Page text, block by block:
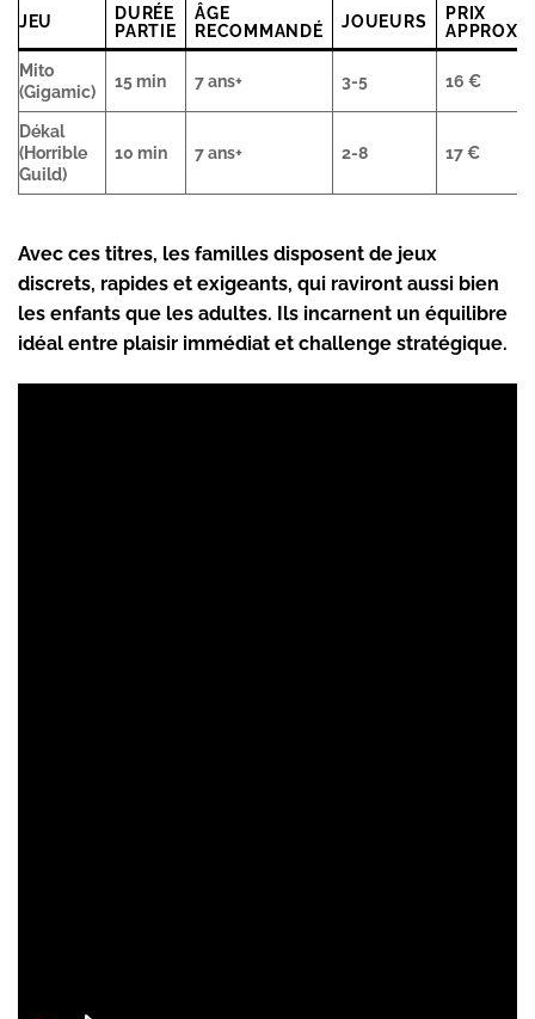
JEU
DURÉE
PARTIE
ÂGE
RECOMMANDÉ
JOUEURS
PRIX
Mito
(Gigamic)
15 min 7 ans+ 3-5 16 €
Dékal
(Horrible
Guild)
10 min 7 ans+ 2-8 17 €
Avec ces titres, les familles disposent de jeux
discrets, rapides et exigeants, qui raviront aussi bien
les enfants que les adultes. Ils incarnent un équilibre
idéal entre plaisir immédiat et challenge stratégique.